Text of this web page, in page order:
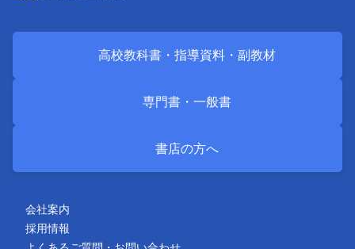
高校教科書・ 指導資料・ 副教材
専門書・ 一般書
書店の方へ
会社案内
採用情報